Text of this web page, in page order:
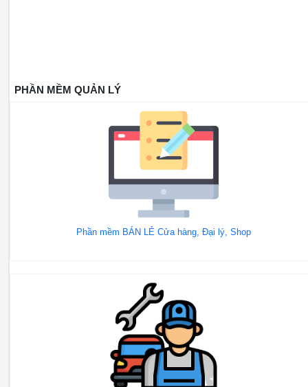
PHẦN MỀM QUẢN LÝ
Phần mềm BÁN LẺ Cửa hàng, Đại lý, Shop